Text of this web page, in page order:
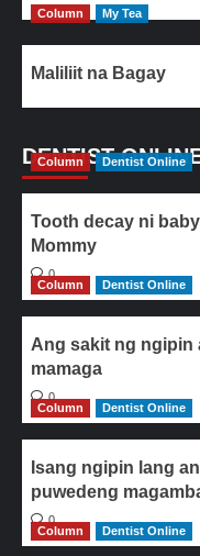
Column My Tea
Maliliit na Bagay
DENTIST
Column Dentist Online
Tooth decay ni
Mommy
0
Column
Dentist Online
Ang sakit ng ngipin
mamaga
0
Column
Dentist Online
Isang ngipin lang
puwedeng
0
Column
Dentist Online